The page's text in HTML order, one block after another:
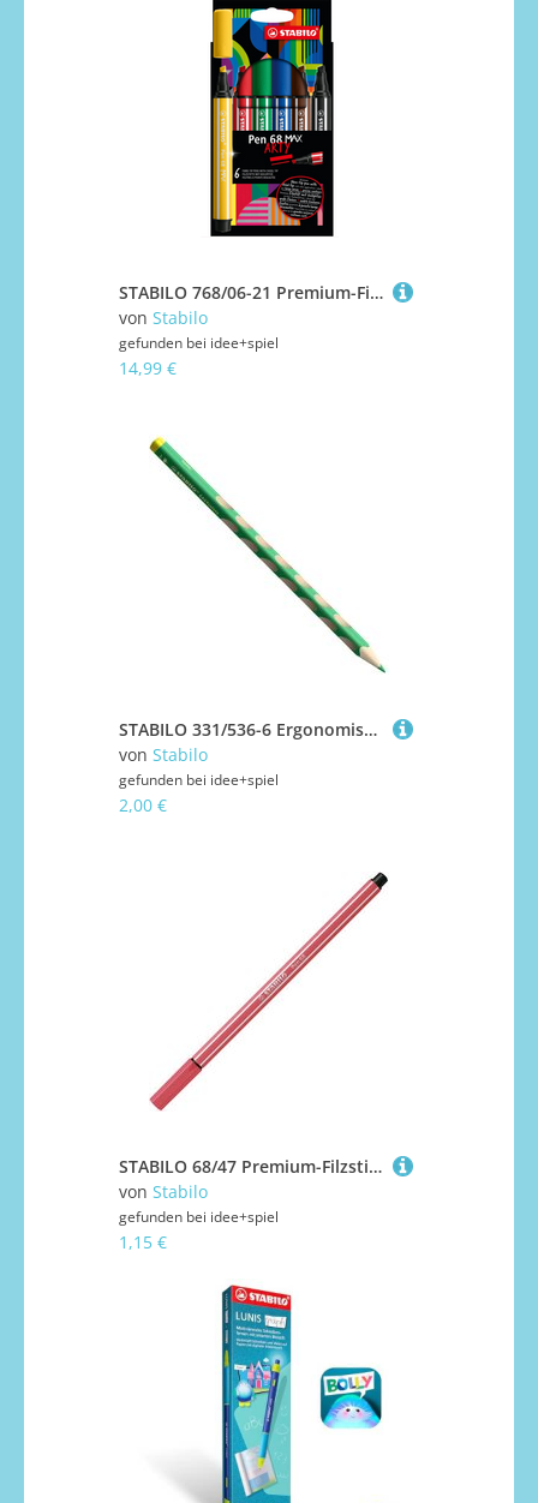
STABILO 768/06-21 Premium-Filzstift mit dicker Keilspitze Pen 68 MAX - 6er Set
von Stabilo
gefunden bei idee+spiel
14,99 €
STABILO 331/536-6 Ergonomischer Buntstift für Linkshänder - STABILO EASYcolors - Einzelstift - deckgrün opaque
von Stabilo
gefunden bei idee+spiel
2,00 €
STABILO 68/47 Premium-Filzstift - STABILO Pen 68 - Einzelstift - rostrot
von Stabilo
gefunden bei idee+spiel
1,15 €